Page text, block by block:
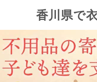
香川県で